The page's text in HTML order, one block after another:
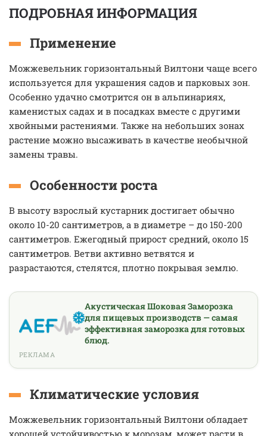
ПОДРОБНАЯ ИНФОРМАЦИЯ
Применение
Можжевельник горизонтальный Вилтони чаще всего
используется для украшения садов и парковых зон.
Особенно удачно смотрится он в альпинариях,
каменистых садах и в посадках вместе с другими
хвойными растениями. Также на небольших зонах
растение можно высаживать в качестве необычной
замены травы.
Особенности роста
В высоту взрослый кустарник достигает обычно
около 10-20 сантиметров, а в диаметре – до 150-200
сантиметров. Ежегодный прирост средний, около 15
сантиметров. Ветви активно ветвятся и
разрастаются, стелятся, плотно покрывая землю.
Акустическая Шоковая Заморозка
для пищевых производств — самая
эффективная заморозка для готовых
блюд.
РЕКЛАМА
Климатические условия
Можжевельник горизонтальный Вилтони обладает
хорошей устойчивостью к морозам, может расти в